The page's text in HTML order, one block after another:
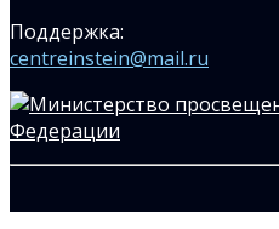
Поддержка:
centreinstein@mail.ru